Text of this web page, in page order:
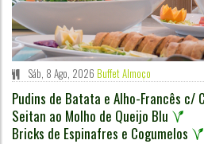
Sáb, 8 Ago, 2026 Buffet Almoço
Pudins de Batata e Alho-Francês c/
Seitan ao Molho de Queijo Blu
Bricks de Espinafres e Cogumelos